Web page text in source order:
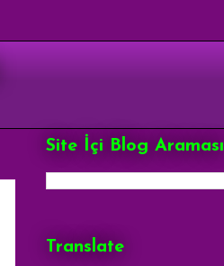
Site İçi Blog Araması
Translate